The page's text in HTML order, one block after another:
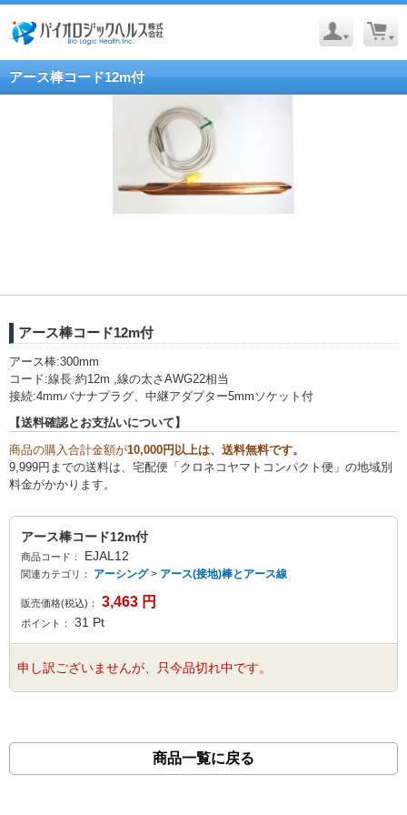
アース棒コード12m付
アース棒コード12m付
アース棒:300mm
コード:線長 約12m ,線の太さAWG22相当
接続:4mmバナナプラグ、中継アダプター5mmソケット付
【送料確認とお支払いについて】
商品の購入合計金額が10,000円以上は、送料無料です。
9,999円までの送料は、宅配便「クロネコヤマトコンパクト便」の地域別
料金がかかります。
アース棒コード12m付
商品コード： EJAL12
関連カテゴリ： アーシング> アース(接地)棒とアース線
販売価格(税込)： 3,463 円
ポイント： 31 Pt
申し訳ございませんが、只今品切れ中です。
商品一覧に戻る